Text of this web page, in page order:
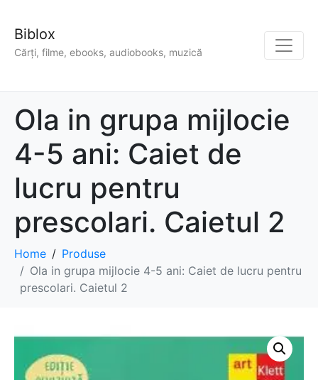
Biblox
Cărți, filme, ebooks, audiobooks, muzică
Ola in grupa mijlocie
4-5 ani: Caiet de
lucru pentru
prescolari. Caietul 2
Home
Produse
Ola in grupa mijlocie 4-5 ani: Caiet de lucru pentru
prescolari. Caietul 2